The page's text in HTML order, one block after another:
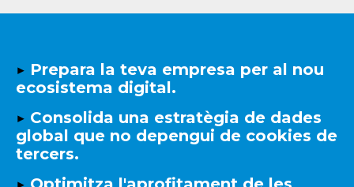
▶️ Prepara la teva empresa per al nou
ecosistema digital.
▶️ Consolida una estratègia de dades
global que no depengui de cookies de
tercers.